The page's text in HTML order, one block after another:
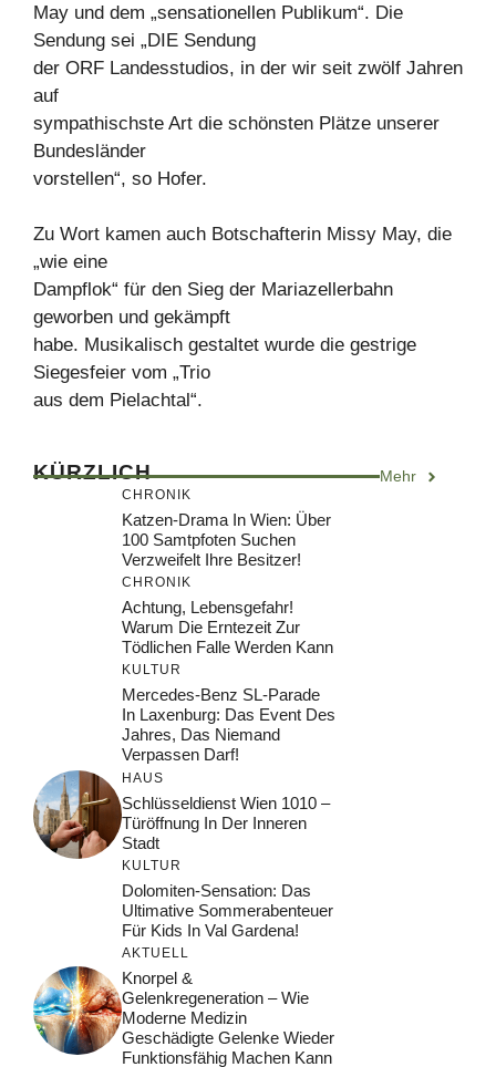
May und dem „sensationellen Publikum“. Die
Sendung sei „DIE Sendung
der ORF Landesstudios, in der wir seit zwölf Jahren
auf
sympathischste Art die schönsten Plätze unserer
Bundesländer
vorstellen“, so Hofer.
Zu Wort kamen auch Botschafterin Missy May, die
„wie eine
Dampflok“ für den Sieg der Mariazellerbahn
geworben und gekämpft
habe. Musikalisch gestaltet wurde die gestrige
Siegesfeier vom „Trio
aus dem Pielachtal“.
KÜRZLICH Mehr
CHRONIK
Katzen-Drama In Wien: Über
100 Samtpfoten Suchen
Verzweifelt Ihre Besitzer!
CHRONIK
Achtung, Lebensgefahr!
Warum Die Erntezeit Zur
Tödlichen Falle Werden Kann
KULTUR
Mercedes-Benz SL-Parade
In Laxenburg: Das Event Des
Jahres, Das Niemand
Verpassen Darf!
HAUS
Schlüsseldienst Wien 1010 –
Türöffnung In Der Inneren
Stadt
KULTUR
Dolomiten-Sensation: Das
Ultimative Sommerabenteuer
Für Kids In Val Gardena!
AKTUELL
Knorpel &
Gelenkregeneration – Wie
Moderne Medizin
Geschädigte Gelenke Wieder
Funktionsfähig Machen Kann